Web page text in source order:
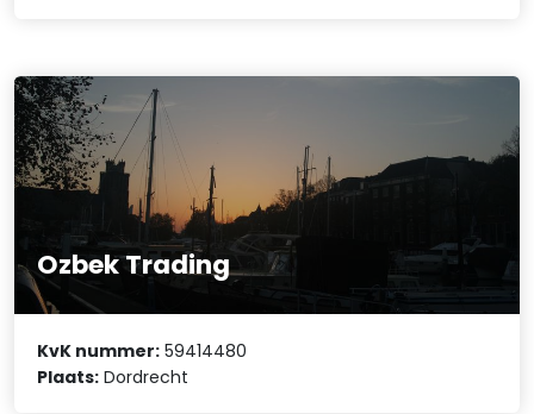
Ozbek Trading
KvK nummer: 59414480
Plaats: Dordrecht